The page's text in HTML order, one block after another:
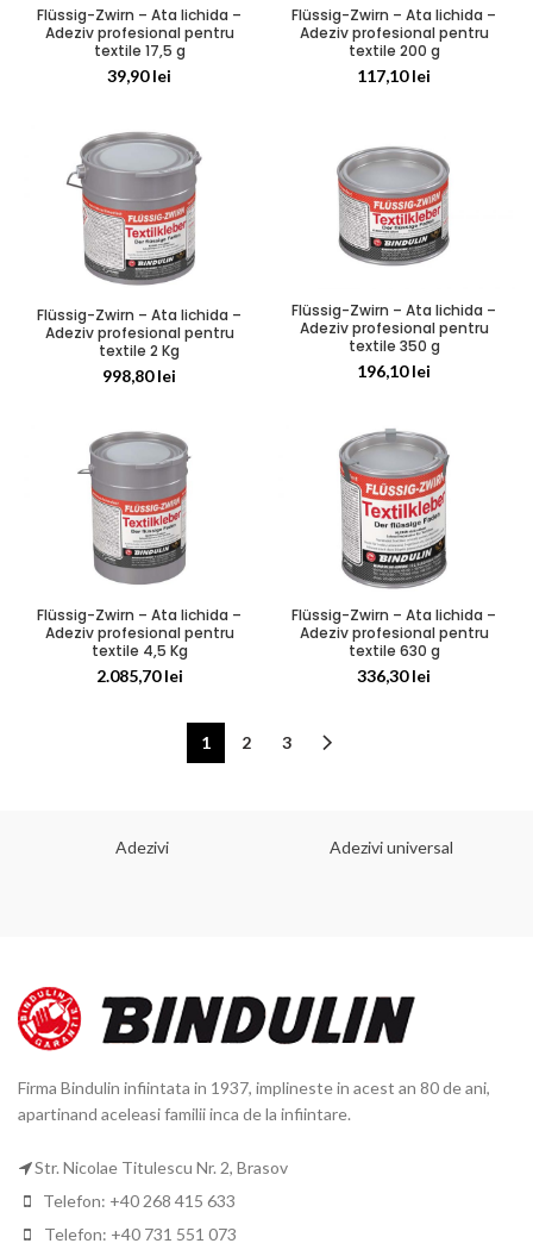
Flüssig-Zwirn – Ata lichida –
Adeziv profesional pentru
textile 17,5 g
39,90lei
Flüssig-Zwirn – Ata lichida –
Adeziv profesional pentru
textile 200 g
117,10lei
Flüssig-Zwirn – Ata lichida –
Adeziv profesional pentru
textile 2 Kg
998,80lei
Flüssig-Zwirn – Ata lichida –
Adeziv profesional pentru
textile 350 g
196,10lei
Flüssig-Zwirn – Ata lichida –
Adeziv profesional pentru
textile 4,5 Kg
2.085,70lei
Flüssig-Zwirn – Ata lichida –
Adeziv profesional pentru
textile 630 g
336,30lei
1 2 3
Adezivi Adezivi universal
Firma Bindulin infiintata in 1937, implineste in acest an 80 de ani,
apartinand aceleasi familii inca de la infiintare.
Str. Nicolae Titulescu Nr. 2, Brasov
Telefon: +40 268 415 633
Telefon: +40 731 551 073